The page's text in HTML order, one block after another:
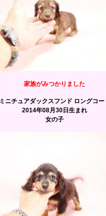
家族がみつかりました
ミニチュアダックスフンド ロングコー
2014年08月30日生まれ
女の子